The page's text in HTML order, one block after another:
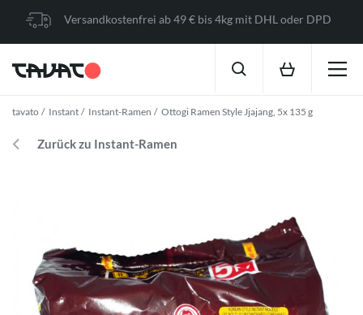
Versandkostenfrei ab 49 € bis 4kg mit DHL oder DPD
tavato Instant Instant-Ramen Ottogi Ramen Style Jjajang, 5x 135 g
Zurück zu Instant-Ramen